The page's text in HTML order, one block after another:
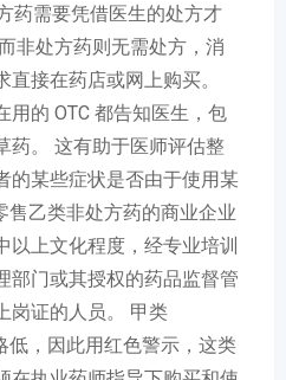
药需要凭借医生的处方才
非处方药则无需处方，消
接在药店或网上购买。
用的 OTC 都告知医生，包
药。 这有助于医师评估整
的某些症状是否由于使用某
售乙类非处方药的商业企业
以上文化程度，经专业培训
部门或其授权的药品监督管
岗证的人员。 甲类
低，因此用红色警示，这类